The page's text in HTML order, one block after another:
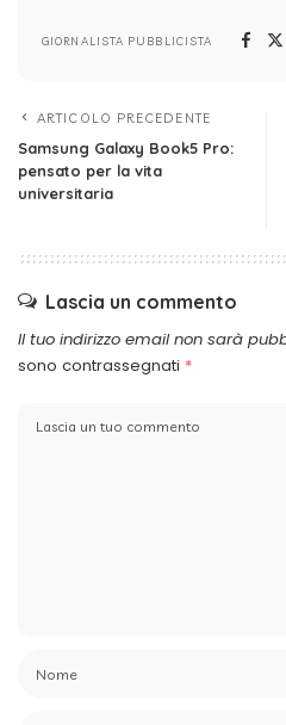
GIORNALISTA PUBBLICISTA
ARTICOLO PRECEDENTE
Samsung Galaxy Book5 Pro:
pensato per la vita
universitaria
Lascia un commento
Il tuo indirizzo email non sarà
sono contrassegnati *